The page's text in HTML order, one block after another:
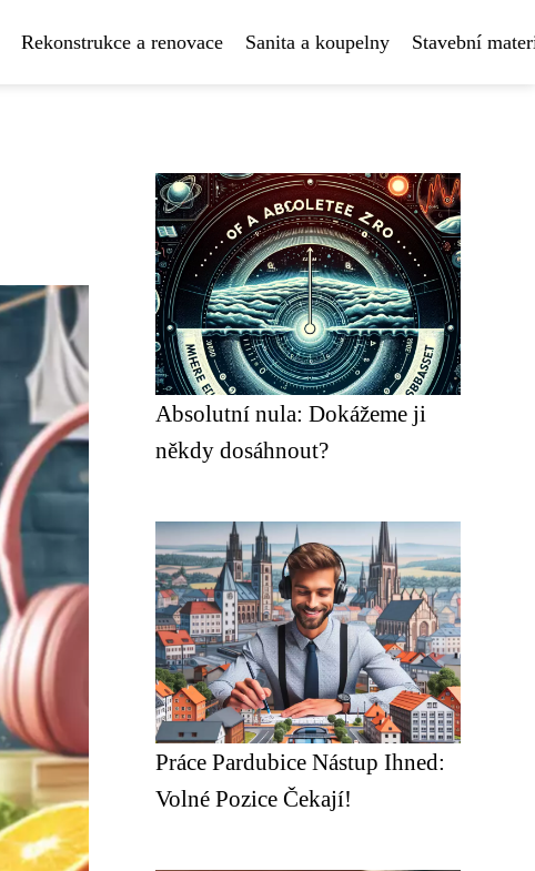
Rekonstrukce a renovace Sanita a koupelny Stavební
Absolutní nula: Dokážeme ji
někdy dosáhnout?
Práce Pardubice Nástup Ihned:
Volné Pozice Čekají!